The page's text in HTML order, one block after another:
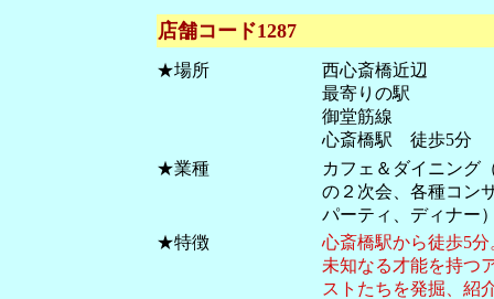
店舗コード1287
★場所
西心斎橋近辺
最寄りの駅
御堂筋線
心斎橋駅 徒歩5分
★業種
カフェ＆ダイニング
の２次会、各種コン
パーティ、ディナー
★特徴
心斎橋駅から徒歩5分
未知なる才能を持つ
ストたちを発掘、紹